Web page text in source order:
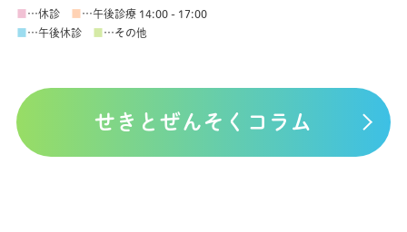
…休診
…午後診療 14:00 - 17:00
…午後休診 …その他
せきとぜんそくコラム